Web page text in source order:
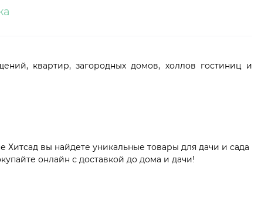
квартир, загородных домов, холлов гостиниц и
вы найдете уникальные товары для дачи и сада
онлайн с доставкой до дома и дачи!